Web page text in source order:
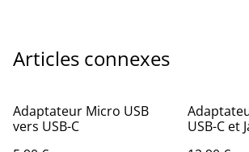
Articles connexes
Adaptateur Micro USB
vers USB-C
USB-C et